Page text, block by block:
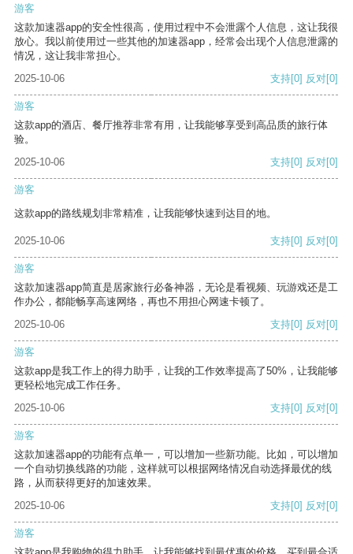
游客
这款加速器app的安全性很高，使用过程中不会泄露个人信息，这让我很
放心。我以前使用过一些其他的加速器app，经常会出现个人信息泄露的
情况，这让我非常担心。
2025-10-06
支持[0] 反对[0]
游客
这款app的酒店、餐厅推荐非常有用，让我能够享受到高品质的旅行体
验。
2025-10-06
支持[0] 反对[0]
游客
这款app的路线规划非常精准，让我能够快速到达目的地。
2025-10-06 支持[0] 反对[0]
游客
这款加速器app简直是居家旅行必备神器，无论是看视频、玩游戏还是工
作办公，都能畅享高速网络，再也不用担心网速卡顿了。
2025-10-06
支持[0] 反对[0]
游客
这款app是我工作上的得力助手，让我的工作效率提高了50%，让我能够
更轻松地完成工作任务。
2025-10-06
支持[0] 反对[0]
游客
这款加速器app的功能有点单一，可以增加一些新功能。比如，可以增加
一个自动切换线路的功能，这样就可以根据网络情况自动选择最优的线
路，从而获得更好的加速效果。
2025-10-06
支持[0] 反对[0]
游客